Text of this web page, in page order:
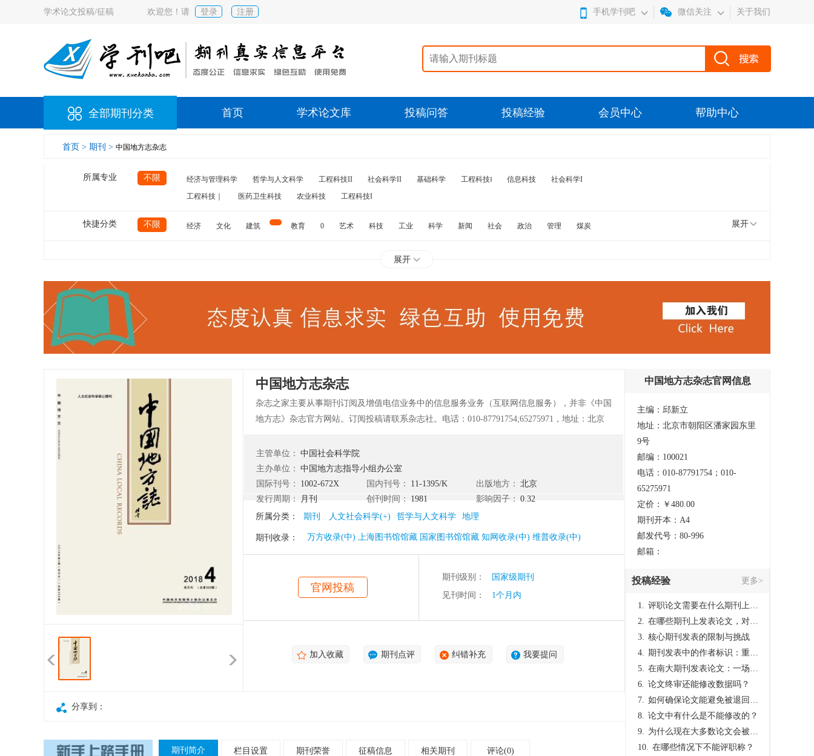
学术论文投稿/征稿 欢迎您！请 登录 注册 手机学刊吧 微信关注 关于我们
全部期刊分类 首页 学术论文库 投稿问答 投稿经验 会员中心 帮助中心
首页 > 期刊 > 中国地方志杂志
所属专业 不限 经济与管理科学 哲学与人文科学 工程科技II 社会科学II 基础科学 工程科技‖ 信息科技
社会科学I
工程科技｜
医药卫生科技 农业科技 工程科技I
快捷分类 不限 经济 文化 建筑 教育 0 艺术 科技 工业 科学 新闻 社会 政治 管理
煤炭
展开
展开
中国地方志杂志
杂志之家主要从事期刊订阅及增值电信业务中的信息服务业务（互联网信息服务），并非《中国
地方志》杂志官方网站。订阅投稿请联系杂志社。电话：010-87791754;65275971，地址：北京
地方志指导小组办公室主办，为中国人文社会科学核心期刊、国家级历史类学术期刊，也是中国
地方志指导小组及其办公室指导全国修志工作的学术期刊。 《中国地方志》办刊宗旨是：按照
《地方志工作条例》的相关规定，贯彻落实党中央、国务院以及中国地方志指导小组及其办公室
关于修志工作的部署；对全国修志实践进行政策及业务指导，推动方志理论研究的开展；弘扬传
统方志文化；联系国内外方志理论工作者及相关学者开展方志学术活动，推动方志学科建设；交
主管单位： 中国社会科学院
主办单位： 中国地方志指导小组办公室
国际刊号：
1002-672X 国内刊号： 11-1395/K 出版地方：
北京
发行周期：
月刊 创刊时间： 1981 影响因子：
0.32
所属分类：
期刊 人文社会科学(+) 哲学与人文科学 地理
期刊收录： 万方收录(中) 上海图书馆馆藏 国家图书馆馆藏 知网收录(中) 维普收录(中)
官网投稿
期刊级别：
国家级期刊
见刊时间：
1个月内
加入收藏 期刊点评 纠错补充 我要提问
分享到：
期刊简介 栏目设置 期刊荣誉 征稿信息 相关期刊 评论(0)
中国地方志杂志官网信息
主编：邱新立
地址：北京市朝阳区潘家园东里
9号
邮编：100021
电话：010-87791754；010-
65275971
定价：￥480.00
期刊开本：A4
邮发代号：80-996
邮箱：
投稿经验 更多>
1. 评职论文需要在什么期刊上发表？
2. 在哪些期刊上发表论文，对考研有优势？
3. 核心期刊发表的限制与挑战
4. 期刊发表中的作者标识：重要性与实践
5. 在南大期刊发表论文：一场知识探索与学术成就的旅程
6. 论文终审还能修改数据吗？
7. 如何确保论文能避免被退回：关键条件与策略
8. 论文中有什么是不能修改的？
9. 为什么现在大多数论文会被评判为AI撰写？（深度剖析查重机制下的困境与出路）
10. 在哪些情况下不能评职称？